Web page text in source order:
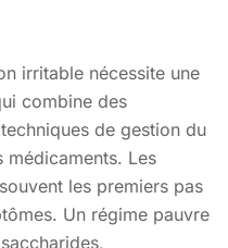
irritable nécessite une
combine des
de gestion du
médicaments. Les
les premiers pas
Un régime pauvre